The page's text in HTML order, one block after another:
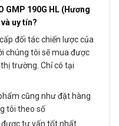
GMP 190G HL (Hương
uy tín?
đối tác chiến lược của
chúng tôi sẽ mua được
trường. Chỉ có tại
cũng như đặt hàng
tôi theo số
tư vấn tốt nhất.